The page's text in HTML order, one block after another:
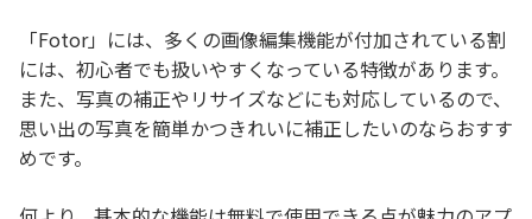
「Fotor」には、多くの画像編集機能が付加されている割
には、初心者でも扱いやすくなっている特徴があります。
また、写真の補正やリサイズなどにも対応しているので、
思い出の写真を簡単かつきれいに補正したいのならおすす
めです。